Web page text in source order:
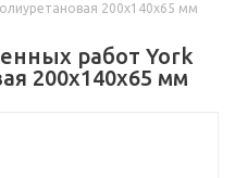
200x140x65 мм
работ York
200x140x65 мм